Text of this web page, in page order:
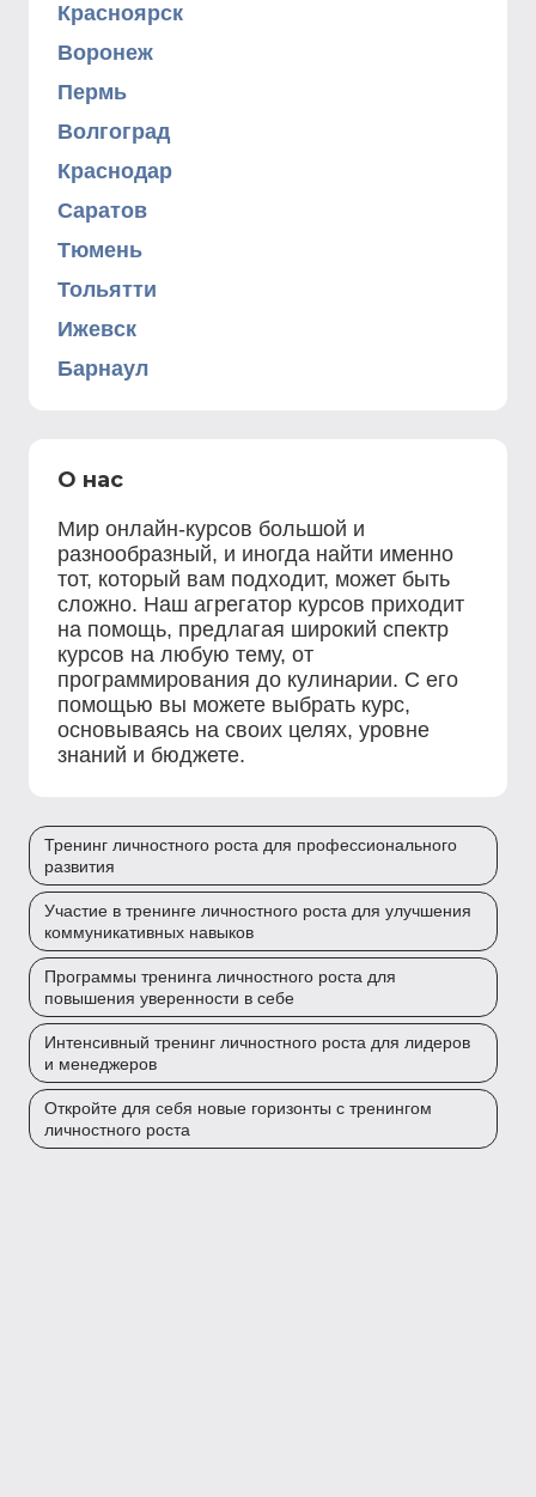
Красноярск
Воронеж
Пермь
Волгоград
Краснодар
Саратов
Тюмень
Тольятти
Ижевск
Барнаул
О нас
Мир онлайн-курсов большой и
разнообразный, и иногда найти именно
тот, который вам подходит, может быть
сложно. Наш агрегатор курсов приходит
на помощь, предлагая широкий спектр
курсов на любую тему, от
программирования до кулинарии. С его
помощью вы можете выбрать курс,
основываясь на своих целях, уровне
знаний и бюджете.
Тренинг личностного роста для профессионального
развития
Участие в тренинге личностного роста для улучшения
коммуникативных навыков
Программы тренинга личностного роста для
повышения уверенности в себе
Интенсивный тренинг личностного роста для лидеров
и менеджеров
Откройте для себя новые горизонты с тренингом
личностного роста